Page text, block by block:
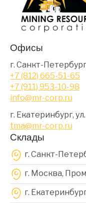
Офисы
г. Санкт-
+7 (812) 665-51-65
+7 (911) 953-10-98
info@mr-corp.ru
г. Екатеринбург,
tma@mr-corp.ru
Склады
г. Санкт-
г. Москва,
г.